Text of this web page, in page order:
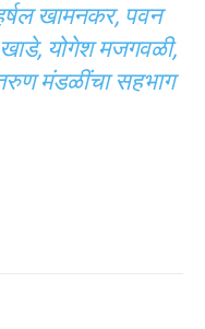
खामनकर, पवन
योगेश मजगवळी,
मंडळींचा सहभाग